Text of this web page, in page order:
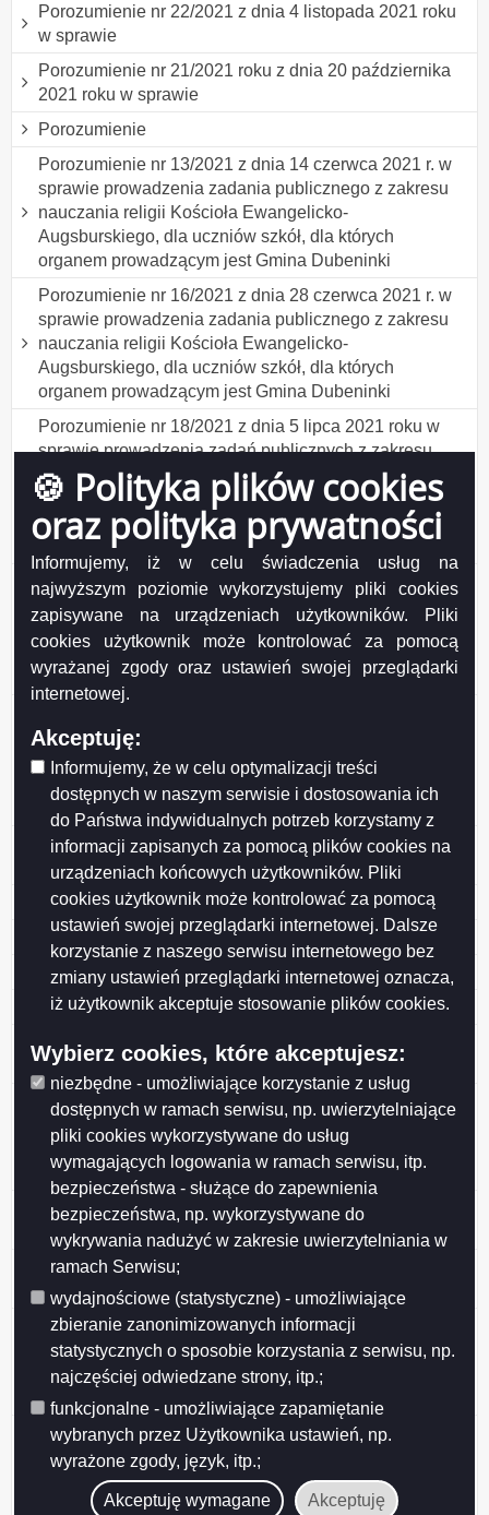
🍪 Polityka plików cookies
oraz polityka prywatności
Informujemy, iż w celu świadczenia usług na
najwyższym poziomie wykorzystujemy pliki cookies
zapisywane na urządzeniach użytkowników. Pliki
cookies użytkownik może kontrolować za pomocą
wyrażanej zgody oraz ustawień swojej przeglądarki
internetowej.
Akceptuję:
Informujemy, że w celu optymalizacji treści
dostępnych w naszym serwisie i dostosowania ich
do Państwa indywidualnych potrzeb korzystamy z
informacji zapisanych za pomocą plików cookies na
urządzeniach końcowych użytkowników. Pliki
cookies użytkownik może kontrolować za pomocą
ustawień swojej przeglądarki internetowej. Dalsze
korzystanie z naszego serwisu internetowego bez
zmiany ustawień przeglądarki internetowej oznacza,
iż użytkownik akceptuje stosowanie plików cookies.
Wybierz cookies, które akceptujesz:
niezbędne - umożliwiające korzystanie z usług
dostępnych w ramach serwisu, np. uwierzytelniające
pliki cookies wykorzystywane do usług
wymagających logowania w ramach serwisu, itp.
bezpieczeństwa - służące do zapewnienia
bezpieczeństwa, np. wykorzystywane do
wykrywania nadużyć w zakresie uwierzytelniania w
ramach Serwisu;
wydajnościowe (statystyczne) - umożliwiające
zbieranie zanonimizowanych informacji
statystycznych o sposobie korzystania z serwisu, np.
najczęściej odwiedzane strony, itp.;
funkcjonalne - umożliwiające zapamiętanie
wybranych przez Użytkownika ustawień, np.
wyrażone zgody, język, itp.;
Akceptuję wymagane Akceptuję
Porozumienie nr 22/2021 z dnia 4 listopada 2021 roku
w sprawie
Porozumienie nr 21/2021 roku z dnia 20 października
2021 roku w sprawie
Porozumienie
Porozumienie nr 13/2021 z dnia 14 czerwca 2021 r. w
sprawie prowadzenia zadania publicznego z zakresu
nauczania religii Kościoła Ewangelicko-
Augsburskiego, dla uczniów szkół, dla których
organem prowadzącym jest Gmina Dubeninki
Porozumienie nr 16/2021 z dnia 28 czerwca 2021 r. w
sprawie prowadzenia zadania publicznego z zakresu
nauczania religii Kościoła Ewangelicko-
Augsburskiego, dla uczniów szkół, dla których
organem prowadzącym jest Gmina Dubeninki
Porozumienie nr 18/2021 z dnia 5 lipca 2021 roku w
sprawie prowadzenia zadań publicznych z zakresu
udzielania pomocy psychologiczno - pedagogicznej
dzieciom i młodzieży niewidomym i słabowidzącym,
niesłyszącym i słabosłyszącym oraz z autyzmem w tym
Porozumienie nr 17/2021 z dnia 30 czerwca 2021 roku
w sprawie prowadzenia zadania publicznego z zakresu
nauczania religii Kościoła Ewangelicko-
Augsburskiego, dla uczniów szkół, dla których
organem prowadzącym jest Gmina Przerośl
sprawie prowadzenia zadania publicznego z zakresu
nauczania religii Kościoła Ewangelicko-
Augsburskiego, dla uczniów szkół, dla których
organem prowadzącym jest Gmina Dubeninki
Porozumienie nr 14/2021 z dnia 14 czerwca 2021 roku
w sprawie
Porozumienie nr 13/2021 z
Porozumienie nr 12/2021 z dnia 14
Porozumienie nr 11/2021 z
Porozumienie nr 10/2021 z dnia
Porozumienie nr 9/2021 z dnia 24 maja 2021 roku w
sprawie
Porozumienie nr 8/2021 z dnia 10 maja 2021 roku w
sprawie prowadzenia zadania publicznego z zakresu
organizacji zajęć wczesnego wspomagania rozwoju
dziecka dla dziecka z terenu Gminy Suwałki
Porozumienie nr 7/2021 z dnia 10 maja 2021 r. w
sprawie
Porozumienie nr 4/2021 z dnia 17 marca 2021 r. w
sprawie po
Porozumienie nr 6/2021 z dnia 29 marca 2021 r. w
sprawie prowadzenia zadania publicznego z zakresu
organizacji zajęć wczesnego wspomagania rozwoju
dziecka dla dziecka z terenu Gminy Sejny
Porozumienie nr 5/2021 z dnia 26 marca 2021 roku w
sprawie prowadzenia zadania publicznego z zakresu
organizacji zajęć wczesnego wspomagania rozwoju
dziecka dla dziecka z terenu Gminy Krasnopol